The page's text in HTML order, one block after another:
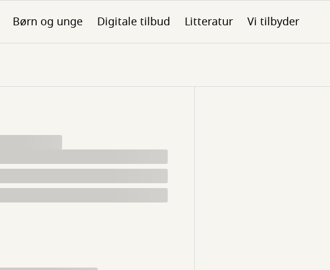
Børn og unge Digitale tilbud Litteratur Vi tilbyder